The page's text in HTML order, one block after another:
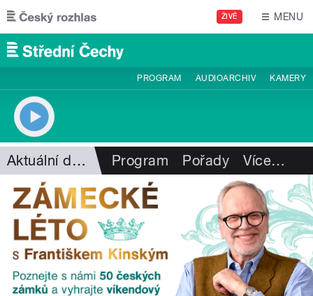
Přejít k hlavnímu obsahu
ŽIVĚ MENU
PROGRAM AUDIOARCHIV KAMERY
Aktuální dění Program Pořady Více…